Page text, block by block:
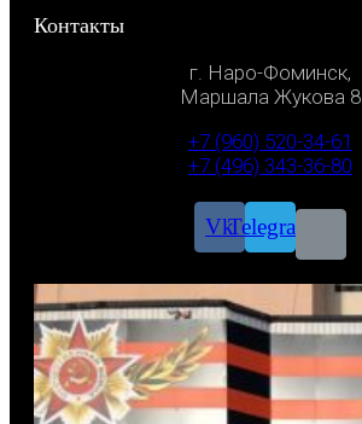
Контакты
г. Наро-Фоминск,
Маршала Жукова 8
+7 (960) 520-34-61
+7 (496) 343-36-80
VkTelegram